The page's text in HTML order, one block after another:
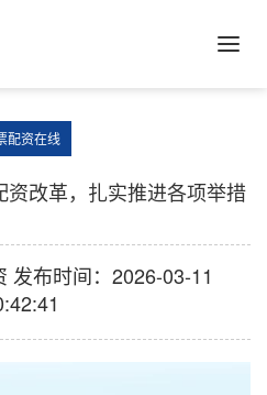
配资在线
资改革，扎实推进各项举措
发布时间：2026-03-11